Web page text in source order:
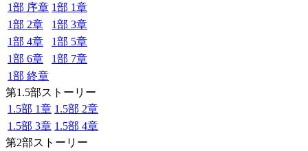
1部 序章 1部 1章
1部 2章
1部 3章
1部 4章
1部 5章
1部 6章
1部 7章
1部 終章
第1.5部ストーリー
1.5部 1章 1.5部 2章
1.5部 3章 1.5部 4章
第2部ストーリー